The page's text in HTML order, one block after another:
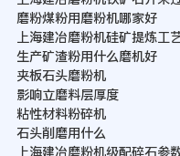
磨粉煤粉用磨粉机哪家好
上海建冶磨粉机硅矿提炼工
生产矿渣粉用什么磨机好
夹板石头磨粉机
影响立磨料层厚度
粘性材料粉碎机
石头削磨用什么